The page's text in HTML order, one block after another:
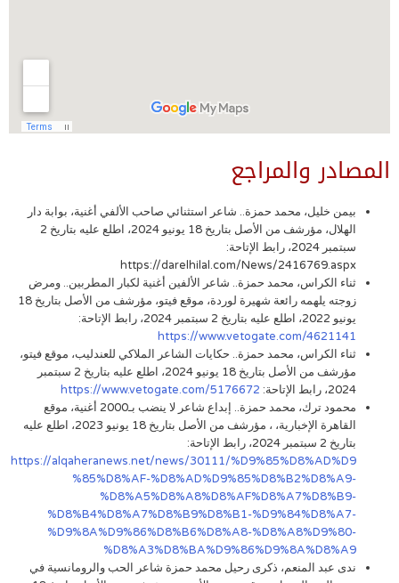
المصادر والمراجع
بيمن خليل، محمد حمزة.. شاعر استثنائي صاحب الألفي أغنية، بوابة دار
الهلال، مؤرشف من الأصل بتاريخ 18 يونيو 2024، اطلع عليه بتاريخ 2
سبتمبر 2024، رابط الإتاحة:
https://darelhilal.com/News/2416769.aspx
ثناء الكراس، محمد حمزة.. شاعر الألفين أغنية لكبار المطربين.. ومرض
زوجته يلهمه رائعة شهيرة لوردة، موقع فيتو، مؤرشف من الأصل بتاريخ 18
يونيو 2022، اطلع عليه بتاريخ 2 سبتمبر 2024، رابط الإتاحة:
https://www.vetogate.com/4621141
ثناء الكراس، محمد حمزة.. حكايات الشاعر الملاكي للعندليب، موقع فيتو،
مؤرشف من الأصل بتاريخ 18 يونيو 2024، اطلع عليه بتاريخ 2 سبتمبر
2024، رابط الإتاحة:
https://www.vetogate.com/5176672
محمود ترك، محمد حمزة.. إبداع شاعر لا ينضب بـ2000 أغنية، موقع
القاهرة الإخبارية، ، مؤرشف من الأصل بتاريخ 18 يونيو 2023، اطلع عليه
بتاريخ 2 سبتمبر 2024، رابط الإتاحة:
https://alqaheranews.net/news/30111/%D9%85%D8%AD%D9
%85%D8%AF-%D8%AD%D9%85%D8%B2%D8%A9-
%D8%A5%D8%A8%D8%AF%D8%A7%D8%B9-
%D8%B4%D8%A7%D8%B9%D8%B1-%D9%84%D8%A7-
%D9%8A%D9%86%D8%B6%D8%A8-%D8%A8%D9%80-
%D8%A3%D8%BA%D9%86%D9%8A%D8%A9
ندى عبد المنعم، ذكرى رحيل محمد حمزة شاعر الحب والرومانسية في